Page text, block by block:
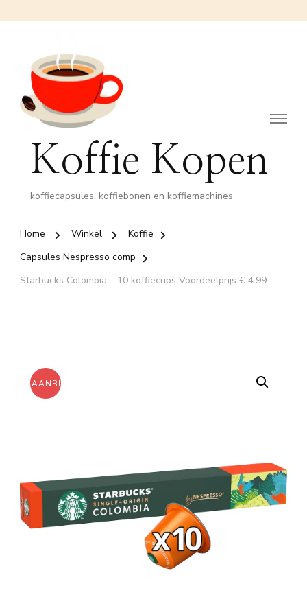
Koffie Kopen
koffiecapsules, koffiebonen en koffiemachines
Home Winkel
Koffie
Capsules Nespresso comp
Starbucks Colombia – 10 koffiecups Voordeelprijs € 4.99
AANBIEDING!